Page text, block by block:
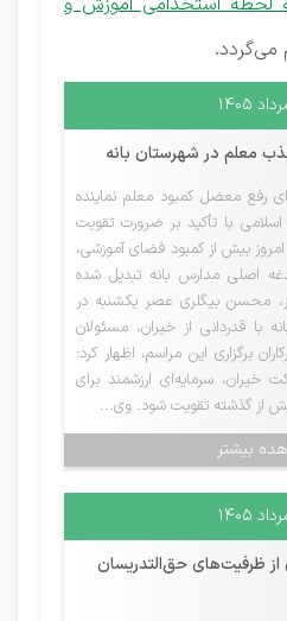
می‌گردد.
معلم در شهرستان بانه
رفع معضل کمبود معلم نماینده
با تأکید بر ضرورت تقویت
بیش از کمبود فضای آموزشی،
اصلی مدارس بانه تبدیل شده
محسن بیگلری عصر یکشنبه در
با قدردانی از خیران، مسئولان
برگزاری این مراسم، اظهار کرد:
سرمایه‌ای ارزشمند برای
از گذشته تقویت شود. وی...
بیشتر
از ظرفیت‌های حق‌التدریسان